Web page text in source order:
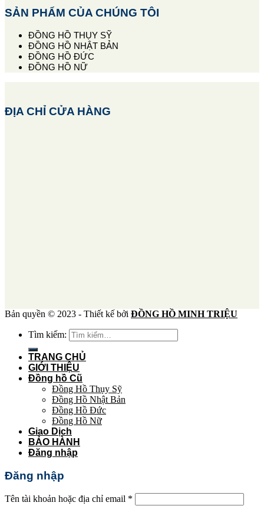
SẢN PHẨM CỦA CHÚNG TÔI
ĐỒNG HỒ THỤY SỸ
ĐỒNG HỒ NHẬT BẢN
ĐỒNG HỒ ĐỨC
ĐỒNG HỒ NỮ
ĐỊA CHỈ CỬA HÀNG
Bản quyền © 2023 - Thiết kế bởi ĐỒNG HỒ MINH TRIỆU
Tìm kiếm:
TRANG CHỦ
GIỚI THIỆU
Đồng hồ Cũ
Đồng Hồ Thụy Sỹ
Đồng Hồ Nhật Bản
Đồng Hồ Đức
Đồng Hồ Nữ
Giao Dịch
BẢO HÀNH
Đăng nhập
Đăng nhập
Tên tài khoản hoặc địa chỉ email *